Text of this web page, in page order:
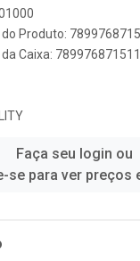
Produto:
Caixa:
Faça seu login ou
se para ver preços